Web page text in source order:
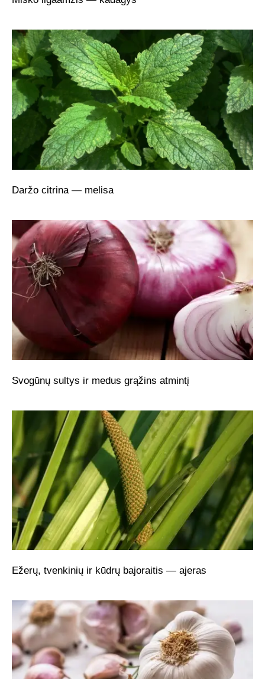
Daržo citrina — melisa
Svogūnų sultys ir medus grąžins atmintį
Ežerų, tvenkinių ir kūdrų bajoraitis — ajeras